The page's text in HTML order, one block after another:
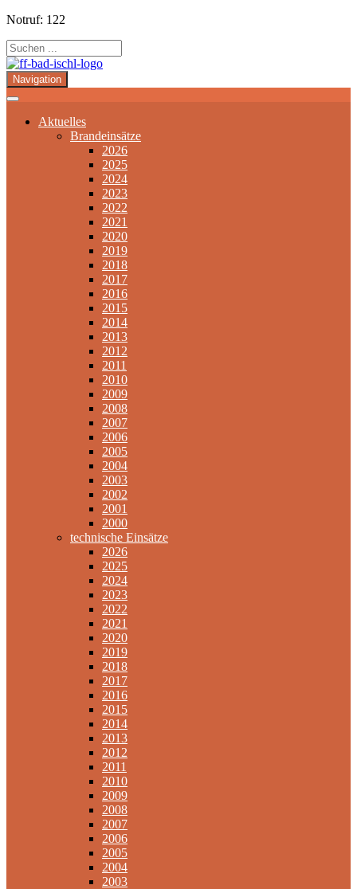
Notruf: 122
Navigation
Aktuelles
Brandeinsätze
2026
2025
2024
2023
2022
2021
2020
2019
2018
2017
2016
2015
2014
2013
2012
2011
2010
2009
2008
2007
2006
2005
2004
2003
2002
2001
2000
technische Einsätze
2026
2025
2024
2023
2022
2021
2020
2019
2018
2017
2016
2015
2014
2013
2012
2011
2010
2009
2008
2007
2006
2005
2004
2003